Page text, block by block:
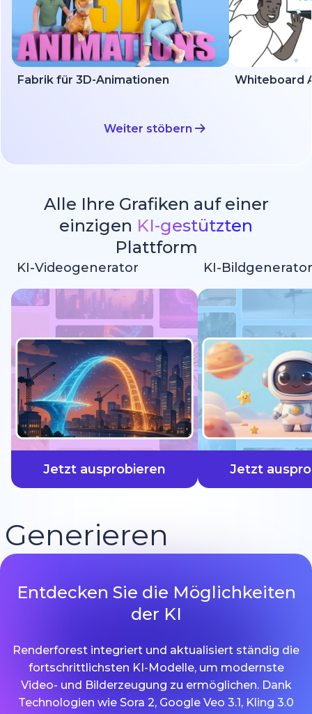
Fabrik für 3D-Animationen Whiteboard
Weiter stöbern
Alle Ihre Grafiken auf einer
einzigen KI-gestützten
Plattform
KI-Videogenerator
Jetzt ausprobieren
KI-Bildgenerator
Jetzt
Generieren
schneller
Entdecken Sie die Möglichkeiten
der KI
Renderforest integriert und aktualisiert ständig die
fortschrittlichsten KI-Modelle, um modernste
Video- und Bilderzeugung zu ermöglichen. Dank
Technologien wie Sora 2, Google Veo 3.1, Kling 3.0